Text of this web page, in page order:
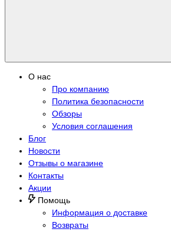
О нас
Про компанию
Политика безопасности
Обзоры
Условия соглашения
Блог
Новости
Отзывы о магазине
Контакты
Акции
Помощь
Информация о доставке
Возвраты